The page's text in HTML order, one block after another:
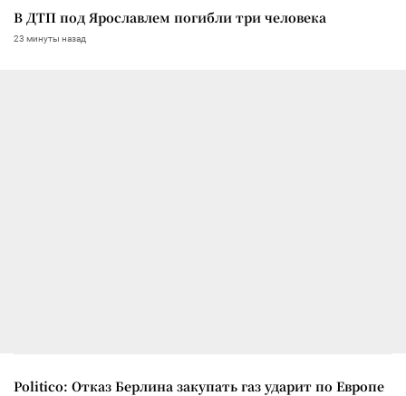
В ДТП под Ярославлем погибли три человека
23 минуты назад
Politico: Отказ Берлина закупать газ ударит по Европе